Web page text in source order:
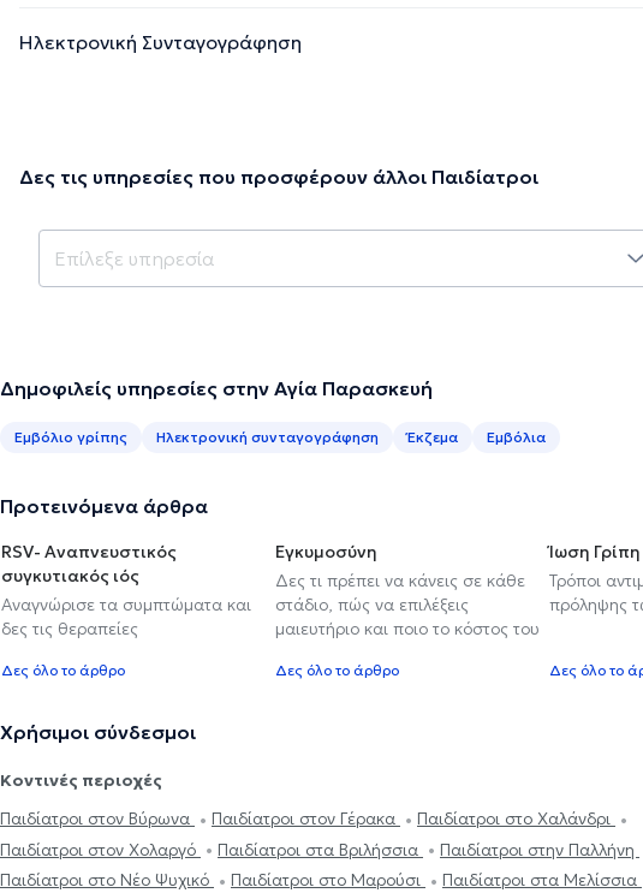
Ηλεκτρονική Συνταγογράφηση
Δες τις υπηρεσίες που προσφέρουν άλλοι Παιδίατροι
Δημοφιλείς υπηρεσίες στην Αγία Παρασκευή
Εμβόλιο γρίπης Ηλεκτρονική συνταγογράφηση Έκζεμα Εμβόλια
Προτεινόμενα άρθρα
RSV- Αναπνευστικός
συγκυτιακός ιός
Αναγνώρισε τα συμπτώματα και
δες τις θεραπείες
Δες όλο το άρθρο
Εγκυμοσύνη
Δες τι πρέπει να κάνεις σε κάθε
στάδιο, πώς να επιλέξεις
μαιευτήριο και ποιο το κόστος του
Δες όλο το άρθρο
Ίωση
Τρόποι
πρόληψης
Δες όλο το
Χρήσιμοι σύνδεσμοι
Κοντινές περιοχές
Παιδίατροι στον Βύρωνα
Παιδίατροι στον Γέρακα
Παιδίατροι στο Χαλάνδρι
Παιδίατροι στον Χολαργό
Παιδίατροι στα Βριλήσσια
Παιδίατροι στην Παλλήνη
Παιδίατροι στο Νέο Ψυχικό
Παιδίατροι στο Μαρούσι
Παιδίατροι στα Μελίσσια